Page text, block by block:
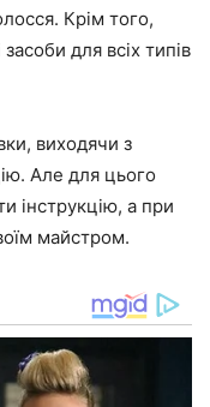
Крім того,
для всіх типів
виходячи з
Але для цього
інструкцію, а при
майстром.